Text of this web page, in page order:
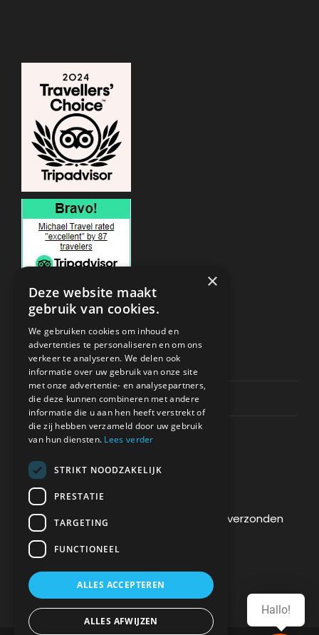
ONDERSTEUNING
Privacy & Policy
Contact Channels
BETAAL VEILIG BIJ ONS
De betaling wordt versleuteld en veilig verzonden
via een SSL-protocol.
Hallo!
×
Deze website maakt
gebruik van cookies.
We gebruiken cookies om inhoud en
advertenties te personaliseren en om ons
verkeer te analyseren. We delen ook
informatie over uw gebruik van onze site
met onze advertentie- en analysepartners,
die deze kunnen combineren met andere
informatie die u aan hen heeft verstrekt of
die zij hebben verzameld door uw gebruik
van hun diensten. Lees verder
STRIKT NOODZAKELIJK
PRESTATIE
TARGETING
FUNCTIONEEL
ALLES ACCEPTEREN
ALLES AFWIJZEN